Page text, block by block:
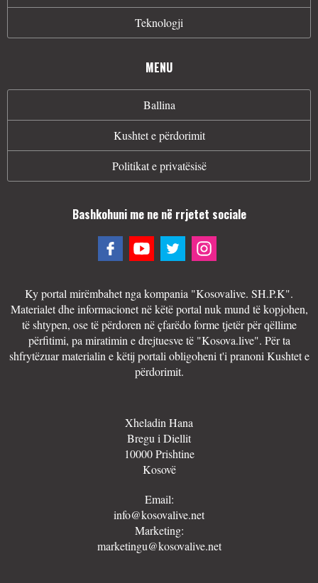
Teknologji
MENU
Ballina
Kushtet e përdorimit
Politikat e privatësisë
Bashkohuni me ne në rrjetet sociale
Ky portal mirëmbahet nga kompania "Kosovalive. SH.P.K".
Materialet dhe informacionet në këtë portal nuk mund të kopjohen,
të shtypen, ose të përdoren në çfarëdo forme tjetër për qëllime
përfitimi, pa miratimin e drejtuesve të "Kosova.live". Për ta
shfrytëzuar materialin e këtij portali obligoheni t'i pranoni Kushtet e
përdorimit.
Xheladin Hana
Bregu i Diellit
10000 Prishtine
Kosovë
Email:
info@kosovalive.net
Marketing:
marketingu@kosovalive.net